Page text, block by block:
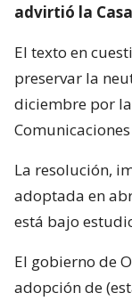
advirtió la
El texto en
preservar la
diciembre por
La resolución,
adoptada en
está bajo
El gobierno de
adopción de